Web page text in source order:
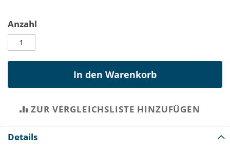
Anzahl
In den Warenkorb
ZUR VERGLEICHSLISTE HINZUFÜGEN
Details